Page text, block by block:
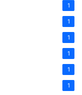
1
1
1
1
1
1